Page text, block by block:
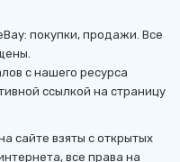
покупки, продажи. Все
с нашего ресурса
ссылкой на страницу
сайте взяты с открытых
все права на